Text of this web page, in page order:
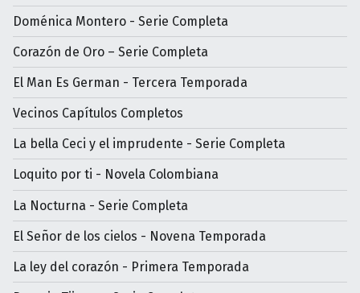
Doménica Montero - Serie Completa
Corazón de Oro – Serie Completa
El Man Es German - Tercera Temporada
Vecinos Capítulos Completos
La bella Ceci y el imprudente - Serie Completa
Loquito por ti - Novela Colombiana
La Nocturna - Serie Completa
El Señor de los cielos - Novena Temporada
La ley del corazón - Primera Temporada